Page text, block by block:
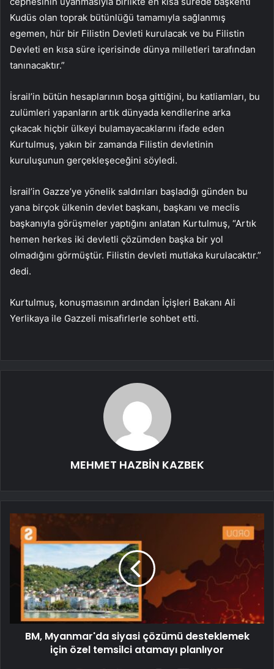
Kudüs olan toprak bütünlüğü tamamıyla sağlanmış
egemen, hür bir Filistin Devleti kurulacak ve bu Filistin
Devleti en kısa süre içerisinde dünya milletleri tarafından
tanınacaktır.”
İsrail’in bütün hesaplarının boşa gittiğini, bu katliamları, bu
zulümleri yapanların artık dünyada kendilerine arka
çıkacak hiçbir ülkeyi bulamayacaklarını ifade eden
Kurtulmuş, yakın bir zamanda Filistin devletinin
kuruluşunun gerçekleşeceğini söyledi.
İsrail’in Gazze’ye yönelik saldırıları başladığı günden bu
yana birçok ülkenin devlet başkanı, başkanı ve meclis
başkanıyla görüşmeler yaptığını anlatan Kurtulmuş, “Artık
hemen herkes iki devletli çözümden başka bir yol
olmadığını görmüştür. Filistin devleti mutlaka kurulacaktır.”
dedi.
Kurtulmuş, konuşmasının ardından İçişleri Bakanı Ali
Yerlikaya ile Gazzeli misafirlerle sohbet etti.
MEHMET HAZBİN KAZBEK
BM, Myanmar'da siyasi çözümü desteklemek
için özel temsilci atamayı planlıyor